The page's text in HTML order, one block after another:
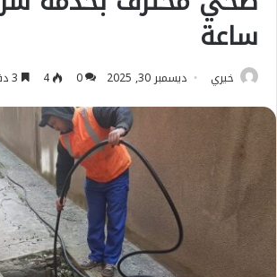
ساعة
خيري ديسمبر 30, 2025 0
4